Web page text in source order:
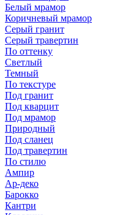
Белый мрамор
Коричневый мрамор
Серый гранит
Серый травертин
По оттенку
Светлый
Темный
По текстуре
Под гранит
Под кварцит
Под мрамор
Природный
Под сланец
Под травертин
По стилю
Ампир
Ар-деко
Барокко
Кантри